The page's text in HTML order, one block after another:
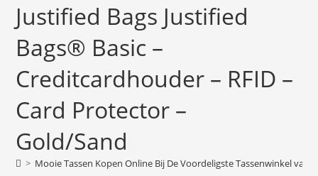
Justified Bags Justified
Bags® Basic –
Creditcardhouder – RFID –
Card Protector –
Gold/Sand
> Mooie Tassen Kopen Online Bij De Voordeligste Tassenwinkel van